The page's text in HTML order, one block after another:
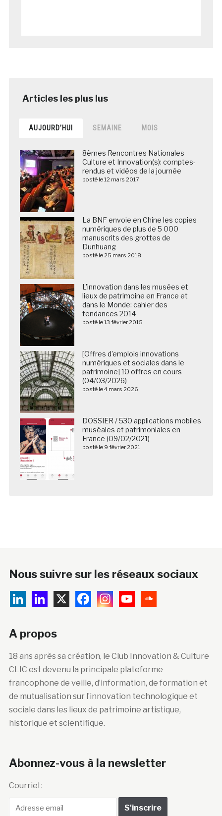
AUJOURD’HUI SEMAINE MOIS
8èmes Rencontres Nationales
Culture et Innovation(s): comptes-
rendus et vidéos de la journée
posté le 12 mars 2017
La BNF envoie en Chine les copies
numériques de plus de 5 000
manuscrits des grottes de
Dunhuang
posté le 25 mars 2018
L’innovation dans les musées et
lieux de patrimoine en France et
dans le Monde: cahier des
tendances 2014
posté le 13 février 2015
[Offres d’emplois innovations
numériques et sociales dans le
patrimoine] 10 offres en cours
(04/03/2026)
posté le 4 mars 2026
DOSSIER / 530 applications mobiles
muséales et patrimoniales en
France (09/02/2021)
posté le 9 février 2021
Nous suivre sur les réseaux sociaux
A propos
18 ans après sa création, le Club Innovation & Culture
CLIC est devenu la principale plateforme
francophone de veille, d’information, de formation et
de mutualisation sur l’innovation technologique et
sociale dans les lieux de patrimoine artistique,
historique et scientifique.
Abonnez-vous à la newsletter
Courriel :